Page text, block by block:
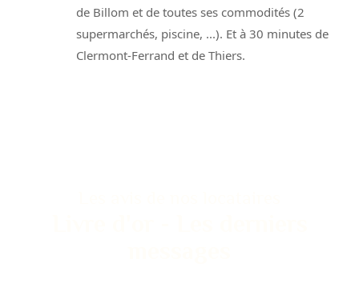
de Billom et de toutes ses commodités (2
supermarchés, piscine, ...). Et à 30 minutes de
Clermont-Ferrand et de Thiers.